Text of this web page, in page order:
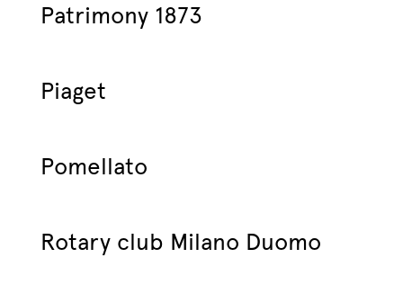
Patrimony 1873
Piaget
Pomellato
Rotary club Milano Duomo